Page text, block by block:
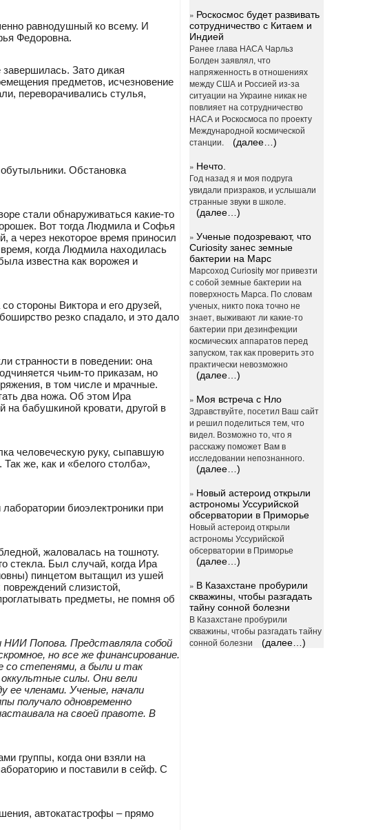
равнодушный ко всему. И
Федоровна.
завершилась. Зато дикая
предметов, исчезновение
переворачивались стулья,
Обстановка
стали обнаруживаться какие-то
Вот тогда Людмила и Софья
а через некоторое время приносил
когда Людмила находилась
известна как ворожея и
стороны Виктора и его друзей,
резко спадало, и это дало
странности в поведении: она
чьим-то приказам, но
в том числе и мрачные.
два ножа. Об этом Ира
бабушкиной кровати, другой в
человеческую руку, сыпавшую
же, как и «белого столба»,
биоэлектроники при
жаловалась на тошноту.
стекла. Был случай, когда Ира
пинцетом вытащил из ушей
слизистой,
предметы, не помня об
НИИ Попова. Представляла собой
но все же финансирование.
со степенями, а были и так
силы. Они вели
ее членами. Ученые, начали
получало одновременно
на своей правоте. В
группы, когда они взяли на
и поставили в сейф. С
автокатастрофы – прямо
» Роскосмос будет развивать
сотрудничество с Китаем и
Индией
Ранее глава НАСА Чарльз
Болден заявлял, что
напряженность в отношениях
между США и Россией из-за
ситуации на Украине никак не
повлияет на сотрудничество
НАСА и Роскосмоса по проекту
Международной космической
станции.
(далее…)
» Нечто.
Год назад я и моя подруга
увидали призраков, и услышали
странные звуки в школе.
(далее…)
»Ученые подозревают, что
Curiosity занес земные
бактерии на Марс
Марсоход Curiosity мог привезти
с собой земные бактерии на
поверхность Марса. По словам
ученых, никто пока точно не
знает, выживают ли какие-то
бактерии при дезинфекции
космических аппаратов перед
запуском, так как проверить это
практически невозможно
(далее…)
» Моя встреча с Нло
Здравствуйте, посетил Ваш сайт
и решил поделиться тем, что
видел. Возможно то, что я
расскажу поможет Вам в
исследовании непознанного.
(далее…)
» Новый астероид открыли
астрономы Уссурийской
обсерватории в Приморье
Новый астероид открыли
астрономы Уссурийской
обсерватории в Приморье
(далее…)
» В Казахстане пробурили
скважины, чтобы разгадать
тайну сонной болезни
В Казахстане пробурили
скважины, чтобы разгадать тайну
сонной болезни
(далее…)